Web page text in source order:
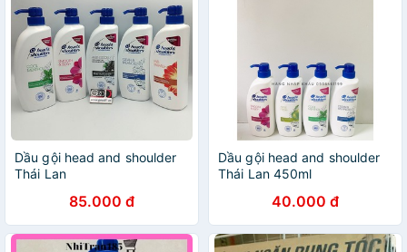
Dầu gội head and shoulder
Thái Lan
85.000 đ
Dầu gội head and shoulder
Thái Lan 450ml
40.000 đ